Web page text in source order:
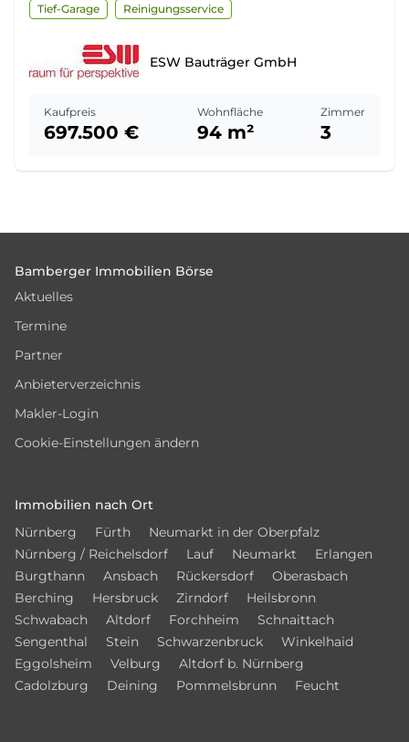
Tief-Garage
Reinigungsservice
ESW Bauträger GmbH
Kaufpreis
697.500 €
Wohnfläche
94 m²
Zimmer
3
Bamberger Immobilien Börse
Aktuelles
Termine
Partner
Anbieterverzeichnis
Makler-Login
Cookie-Einstellungen ändern
Immobilien nach Ort
Nürnberg
Fürth
Neumarkt in der Oberpfalz
Nürnberg / Reichelsdorf
Lauf Neumarkt
Erlangen
Burgthann
Ansbach Rückersdorf
Oberasbach
Berching
Hersbruck Zirndorf
Heilsbronn
Schwabach
Altdorf Forchheim
Schnaittach
Sengenthal
Stein Schwarzenbruck
Winkelhaid
Eggolsheim
Velburg
Altdorf b. Nürnberg
Cadolzburg
Deining Pommelsbrunn Feucht